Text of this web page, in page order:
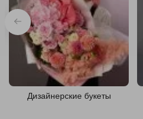
Дизайнерские букеты